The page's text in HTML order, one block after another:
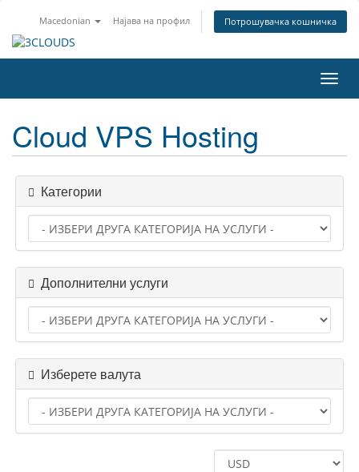
Macedonian Најава на профил Потрошувачка кошничка
Cloud VPS Hosting
Категории
Дополнителни услуги
Изберете валута